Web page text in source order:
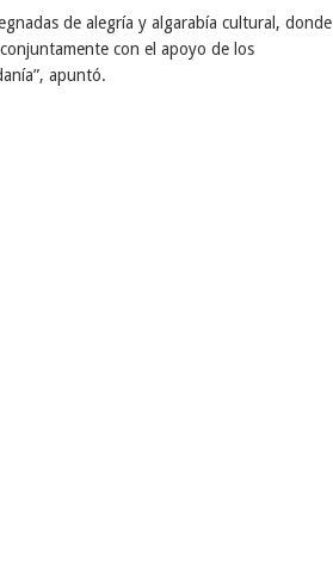
de alegría y algarabía cultural, donde
con el apoyo de los
apuntó.